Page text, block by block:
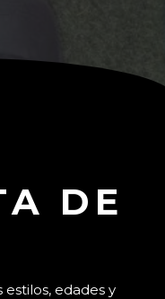
DE
edades y